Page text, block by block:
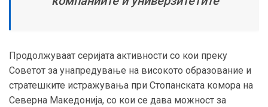
Продолжуваат серијата активности со кои преку
Советот за унапредување на високото образование и
стратешките истражувања при Стопанската комора на
Северна Македонија, со кои се дава можност за